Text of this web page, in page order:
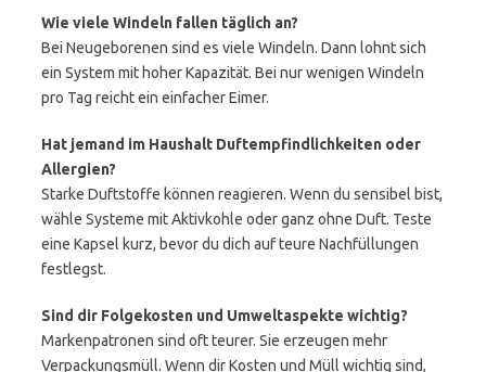
Wie viele Windeln fallen täglich an?
Bei Neugeborenen sind es viele Windeln. Dann lohnt sich
ein System mit hoher Kapazität. Bei nur wenigen Windeln
pro Tag reicht ein einfacher Eimer.
Hat jemand im Haushalt Duftempfindlichkeiten oder
Allergien?
Starke Duftstoffe können reagieren. Wenn du sensibel bist,
wähle Systeme mit Aktivkohle oder ganz ohne Duft. Teste
eine Kapsel kurz, bevor du dich auf teure Nachfüllungen
festlegst.
Sind dir Folgekosten und Umweltaspekte wichtig?
Markenpatronen sind oft teurer. Sie erzeugen mehr
Verpackungsmüll. Wenn dir Kosten und Müll wichtig sind,